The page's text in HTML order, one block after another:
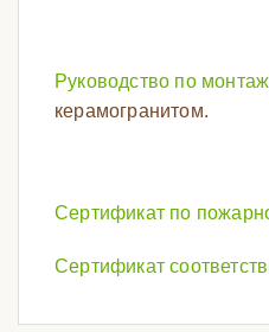
Руководство по
керамогранитом.
Сертификат по
Сертификат